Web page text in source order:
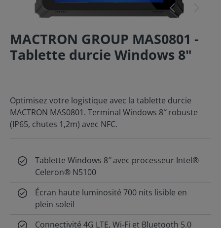
MACTRON GROUP MAS0801 -
Tablette durcie Windows 8"
Optimisez votre logistique avec la tablette durcie
MACTRON MAS0801. Terminal Windows 8″ robuste
(IP65, chutes 1,2m) avec NFC.
Tablette Windows 8″ avec processeur Intel®
Celeron® N5100
Écran haute luminosité 700 nits lisible en
plein soleil
Connectivité 4G LTE, Wi-Fi et Bluetooth 5.0